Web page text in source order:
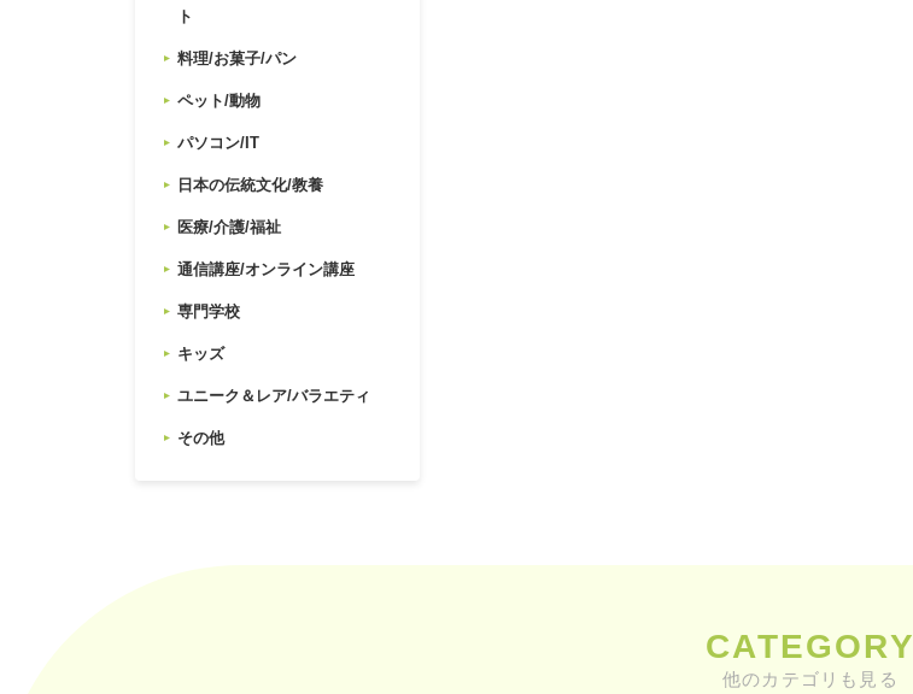
ト
料理/お菓子/パン
ペット/動物
パソコン/IT
日本の伝統文化/教養
医療/介護/福祉
通信講座/オンライン講座
専門学校
キッズ
ユニーク＆レア/バラエティ
その他
CATEGORY
他のカテゴリも見る